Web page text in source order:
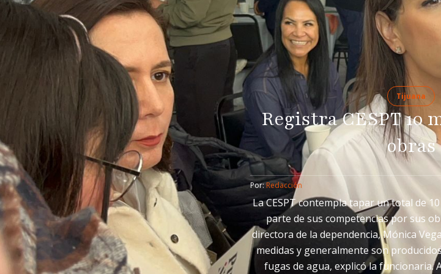
Tijuana
Registra CESPT 10
obras
Por: Redacción
La CESPT contempla tapar un total de
parte de sus competencias por sus
directora de la dependencia, Mónica
medidas y generalmente son
fugas de agua, explicó la funcionaria.